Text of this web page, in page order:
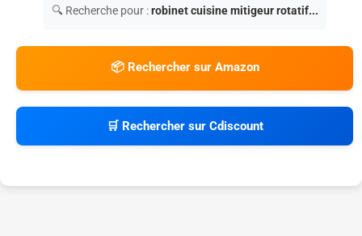
🔍 Recherche pour :robinet cuisine mitigeur rotatif...
📦 Rechercher sur Amazon
🛒 Rechercher sur Cdiscount